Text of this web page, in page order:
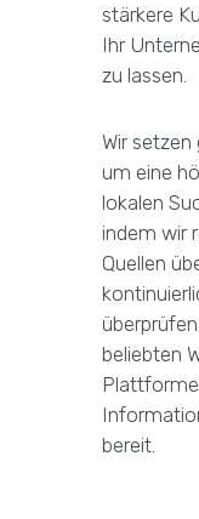
stärkere
Ihr
zu lassen.
Wir
um eine
lokalen
indem wir
Quellen
beliebten
bereit.